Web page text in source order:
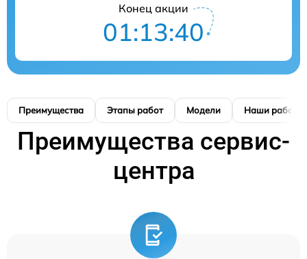
Конец акции
01:13:39
Преимущества Этапы работ Модели Наши работы
Преимущества сервис-
центра